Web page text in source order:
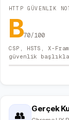
HTTP GÜVENLIK
B70/100
CSP, HSTS, X-
güvenlik
👥
Gerçek